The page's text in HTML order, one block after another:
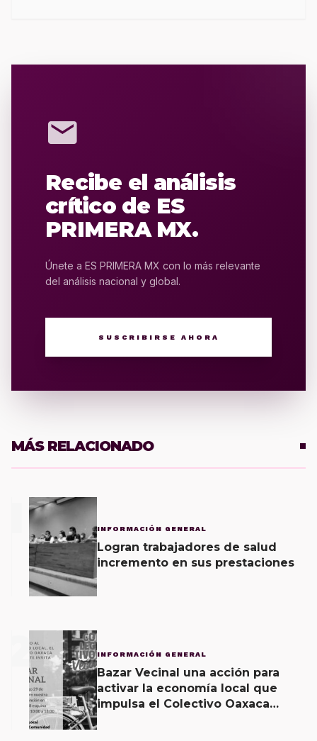
mail
Recibe el análisis
crítico de ES
PRIMERA MX.
Únete a ES PRIMERA MX con lo más relevante
del análisis nacional y global.
SUSCRIBIRSE AHORA
MÁS RELACIONADO
INFORMACIÓN GENERAL
Logran trabajadores de salud
incremento en sus prestaciones
2 INFORMACIÓN GENERAL
Bazar Vecinal una acción para
activar la economía local que
impulsa el Colectivo Oaxaca